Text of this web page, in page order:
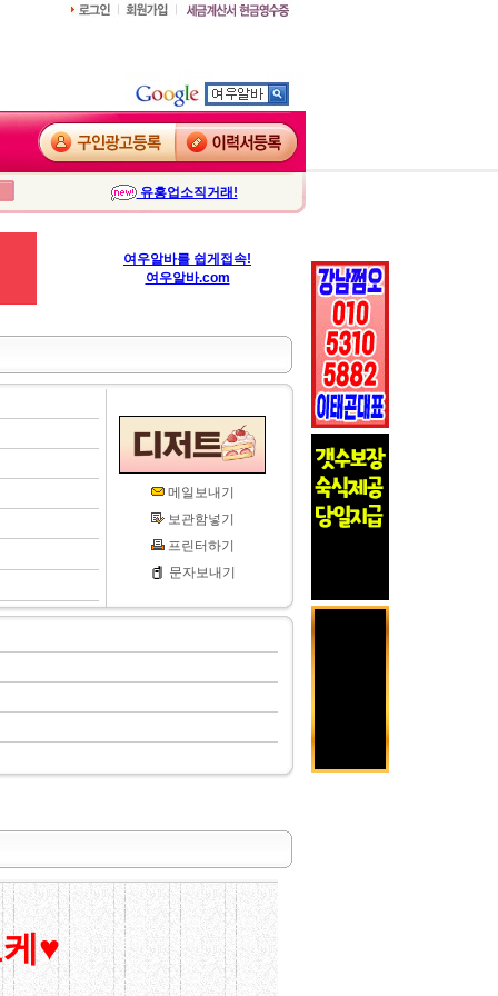
유흥업소직거래!
여우알바를 쉽게접속!
여우알바.com
메일보내기
보관함넣기
프린터하기
문자보내기
♥